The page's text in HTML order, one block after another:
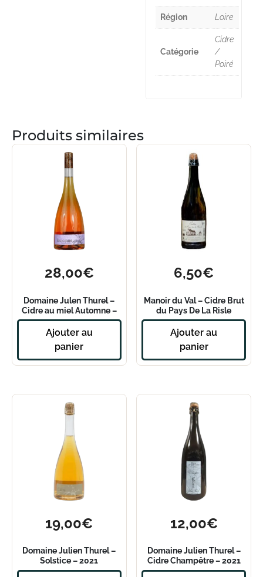
Région Loire
Catégorie
Cidre
/
Poiré
Produits similaires
28,00€
Domaine Julen Thurel –
Cidre au miel Automne –
2016
Ajouter au
panier
6,50€
Manoir du Val – Cidre Brut
du Pays De La Risle
Ajouter au
panier
19,00€
Domaine Julien Thurel –
Solstice – 2021
12,00€
Domaine Julien Thurel –
Cidre Champêtre – 2021